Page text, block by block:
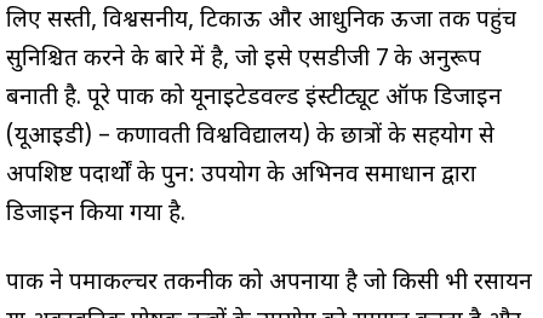
लिए सस्ती, विश्वसनीय, टिकाऊ और आधुनिक ऊर्जा तक पहुंच
सुनिश्चित करने के बारे में है, जो इसे एसडीजी 7 के अनुरूप
बनाती है. पूरे पार्क को यूनाइटेडवर्ल्ड इंस्टीट्यूट ऑफ डिजाइन
(यूआईडी) – कर्णावती विश्वविद्यालय) के छात्रों के सहयोग से
अपशिष्ट पदार्थों के पुन: उपयोग के अभिनव समाधान द्वारा
डिजाइन किया गया है.
पार्क ने पर्माकल्चर तकनीक को अपनाया है जो किसी भी रसायन